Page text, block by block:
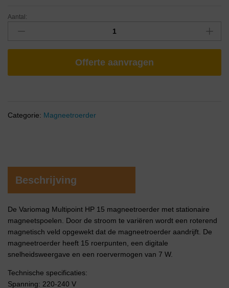
Aantal:
Offerte aanvragen
Categorie: Magneetroerder
Beschrijving
De Variomag Multipoint HP 15 magneetroerder met stationaire
magneetspoelen. Door de stroom te variëren wordt een roterend
magnetisch veld opgewekt dat de magneetroerder aandrijft. De
magneetroerder heeft 15 roerpunten, een digitale
snelheidsweergave en een roervermogen van 7 W.
Technische specificaties:
Spanning: 220-240 V